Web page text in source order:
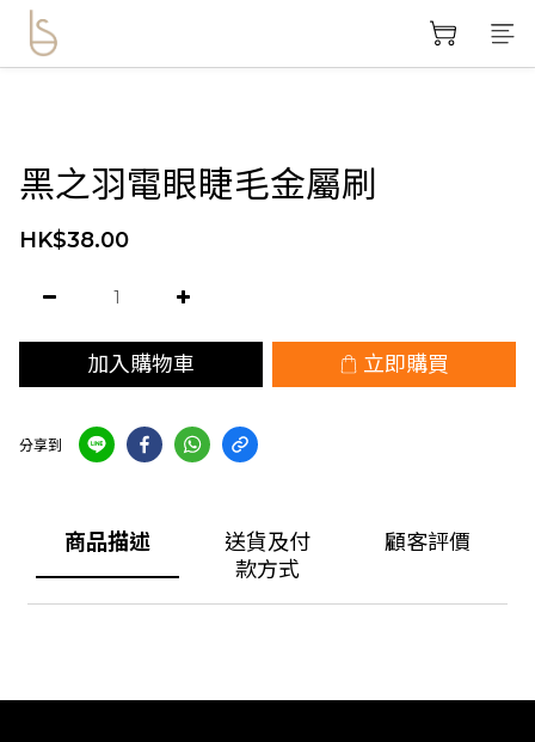
黑之羽電眼睫毛金屬刷
HK$38.00
加入購物車 立即購買
分享到
商品描述
送貨及付
款方式
顧客評價